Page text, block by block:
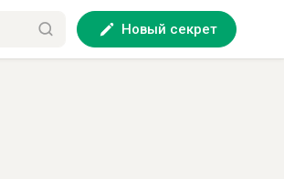
Новый секрет